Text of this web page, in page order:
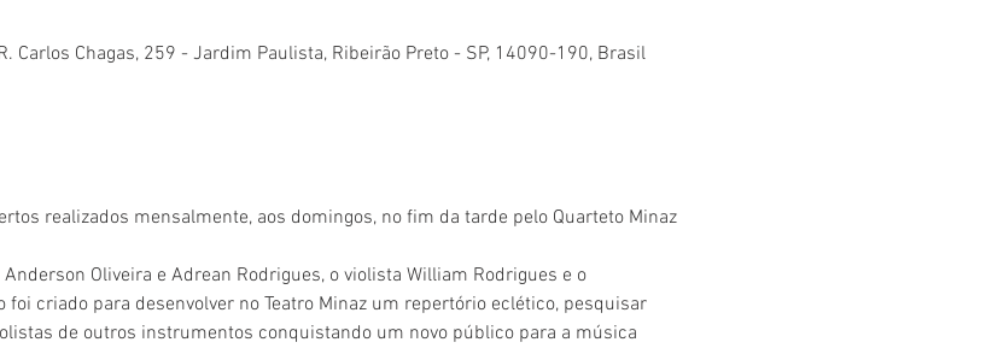
Carlos Chagas, 259 - Jardim Paulista, Ribeirão Preto - SP, 14090-190, Brasil
realizados mensalmente, aos domingos, no fim da tarde pelo Quarteto Minaz
Oliveira e Adrean Rodrigues, o violista William Rodrigues e o
foi criado para desenvolver no Teatro Minaz um repertório eclético, pesquisar
de outros instrumentos conquistando um novo público para a música